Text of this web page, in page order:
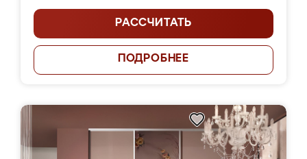
РАССЧИТАТЬ
ПОДРОБНЕЕ